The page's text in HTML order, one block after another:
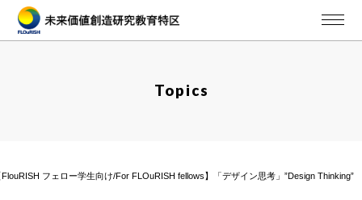
Topics
FlouRISH フェロー学生向け/For FLOuRISH fellows】「デザイン思考」”Design Thinking”